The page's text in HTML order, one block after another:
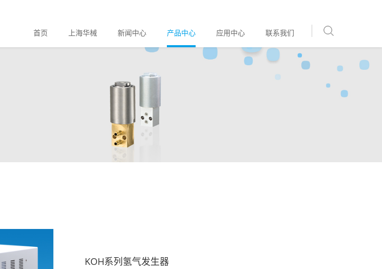
首页 上海华械 新闻中心 产品中心 应用中心 联系我们
KOH系列氢气发生器